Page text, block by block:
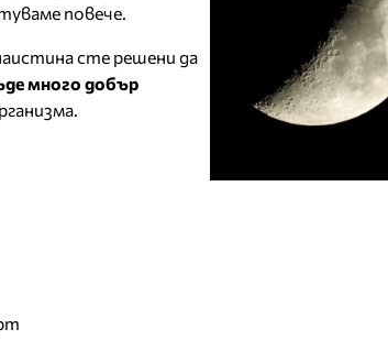
повече.
сте решени да
много добър